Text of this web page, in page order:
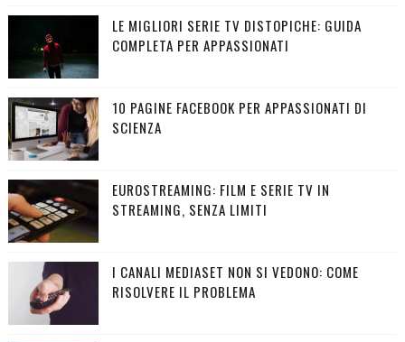
LE MIGLIORI SERIE TV DISTOPICHE: GUIDA
COMPLETA PER APPASSIONATI
10 PAGINE FACEBOOK PER APPASSIONATI DI
SCIENZA
EUROSTREAMING: FILM E SERIE TV IN
STREAMING, SENZA LIMITI
I CANALI MEDIASET NON SI VEDONO: COME
RISOLVERE IL PROBLEMA